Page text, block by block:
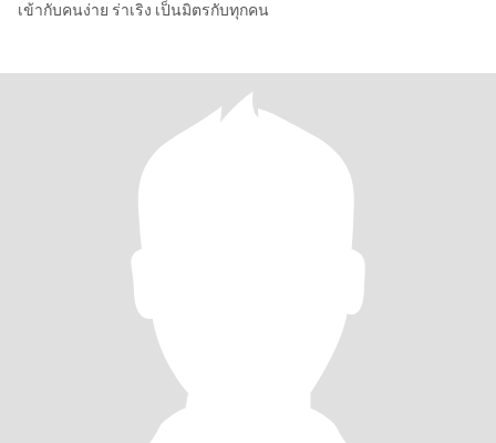
เข้ากับคนง่าย ร่าเริง เป็นมิตรกับทุกคน